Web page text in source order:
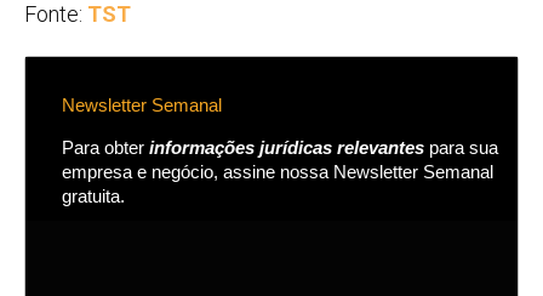
Fonte: TST
Newsletter Semanal
Para obter informações jurídicas relevantes para sua
empresa e negócio, assine nossa Newsletter Semanal
gratuita.